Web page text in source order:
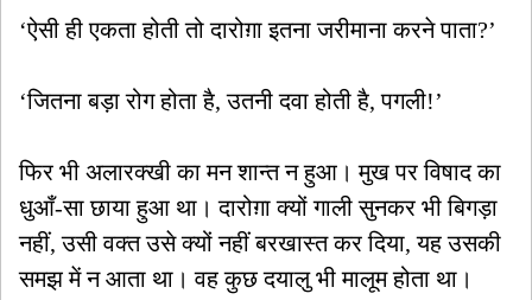
‘ऐसी ही एकता होती तो दारोग़ा इतना जरीमाना करने पाता?’
‘जितना बड़ा रोग होता है, उतनी दवा होती है, पगली!’
फिर भी अलारक्खी का मन शान्त न हुआ। मुख पर विषाद का
धुआँ-सा छाया हुआ था। दारोग़ा क्यों गाली सुनकर भी बिगड़ा
नहीं, उसी वक्त उसे क्यों नहीं बरखास्त कर दिया, यह उसकी
समझ में न आता था। वह कुछ दयालु भी मालूम होता था।